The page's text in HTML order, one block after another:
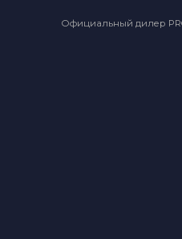
Официальный дилер